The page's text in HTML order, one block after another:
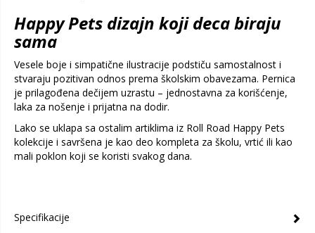
Happy Pets dizajn koji deca biraju
sama
Vesele boje i simpatične ilustracije podstiču samostalnost i
stvaraju pozitivan odnos prema školskim obavezama. Pernica
je prilagođena dečijem uzrastu – jednostavna za korišćenje,
laka za nošenje i prijatna na dodir.
Lako se uklapa sa ostalim artiklima iz Roll Road Happy Pets
kolekcije i savršena je kao deo kompleta za školu, vrtić ili kao
mali poklon koji se koristi svakog dana.
Specifikacije